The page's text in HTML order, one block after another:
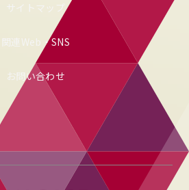
サイトマップ
関連Web・SNS
お問い合わせ